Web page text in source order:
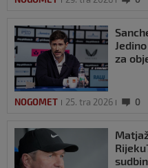
za
NOGOMET 25. tra 2026 0